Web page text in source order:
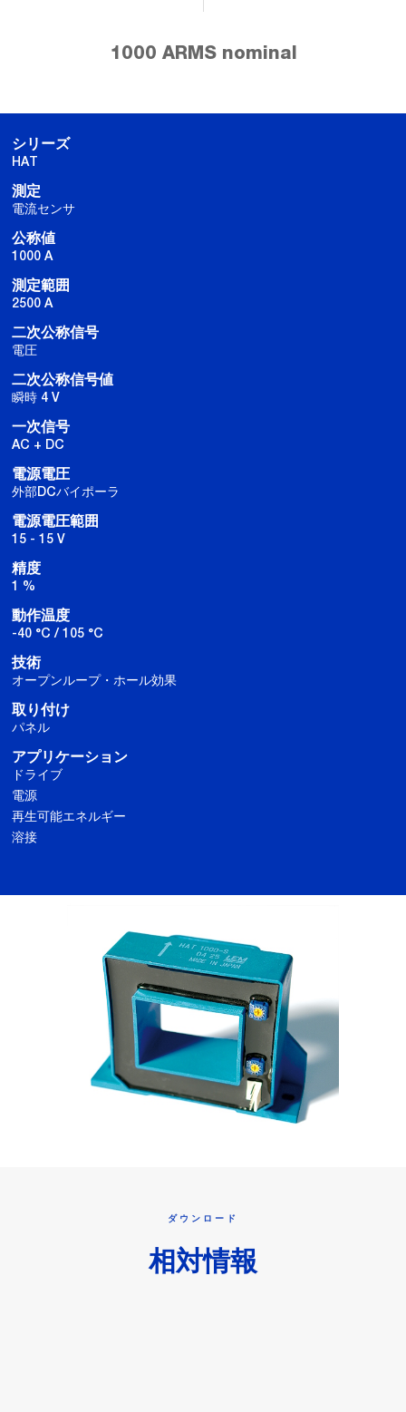
1000 ARMS nominal
シリーズ
HAT
測定
電流センサ
公称値
1000 A
測定範囲
2500 A
二次公称信号
電圧
二次公称信号値
瞬時 4 V
一次信号
AC + DC
電源電圧
外部DCバイポーラ
電源電圧範囲
15 - 15 V
精度
1 %
動作温度
-40 °C / 105 °C
技術
オープンループ・ホール効果
取り付け
パネル
アプリケーション
ドライブ
電源
再生可能エネルギー
溶接
ダウンロード
相対情報